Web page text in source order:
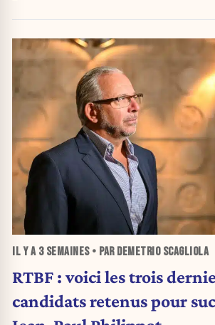
IL Y A 3 SEMAINES• PAR DEMETRIO SCAGLIOLA
RTBF : voici les trois
candidats retenus pour